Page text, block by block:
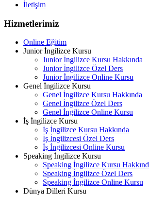
İletişim
Hizmetlerimiz
Online Eğitim
Junior İngilizce Kursu
Junior İngilizce Kursu Hakkında
Junior İngilizce Özel Ders
Junior İngilizce Online Kursu
Genel İngilizce Kursu
Genel İngilizce Kursu Hakkında
Genel İngilizce Özel Ders
Genel İngilizce Online Kursu
İş İngilizce Kursu
İş İngilizce Kursu Hakkında
İş İngilizcesi Özel Ders
İş İngilizcesi Online Kursu
Speaking İngilizce Kursu
Speaking İngilizce Kursu
Speaking İngilizce Özel Ders
Speaking İngilizce Online Kursu
Dünya Dilleri Kursu